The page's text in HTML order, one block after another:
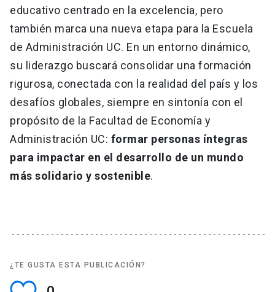
educativo centrado en la excelencia, pero
también marca una nueva etapa para la Escuela
de Administración UC. En un entorno dinámico,
su liderazgo buscará consolidar una formación
rigurosa, conectada con la realidad del país y los
desafíos globales, siempre en sintonía con el
propósito de la Facultad de Economía y
Administración UC: formar personas íntegras
para impactar en el desarrollo de un mundo
más solidario y sostenible.
¿TE GUSTA ESTA PUBLICACIÓN?